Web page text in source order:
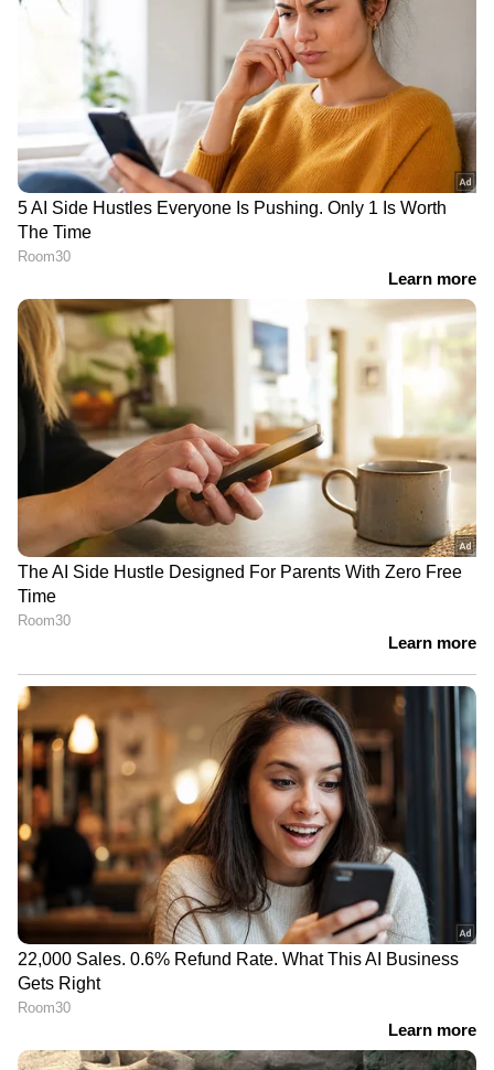
രണ്ട് കുട്ടികളുടെ
നൃത്താധ്യാപികയെ
കൊലപ്പെടുത്തി സുഹൃത്ത്,
വിവാഹം കഴിക്കാൻ
ആവശ്യപ്പെട്ടത് പ്രകോപനം
പെൺവേഷം ധരിച്ച്
യുവതിയെ കൊല്ലാനെത്തി;
പൊലീസിന്റെ
സംശയത്തിൽ കുടുങ്ങി;
മുൻ കാമുകനടക്കം
അഞ്ചുപേ‍ർ പിടിയിൽ
വന്യമൃഗശല്യത്തിന്
പരിഹാരം; എ.ഐ
ക്യാമറയുമായി
എഞ്ചിനീയർ
തൃശൂരില്‍ പന്ത്രണ്ടുകാരന്
എച്ച്1 എന്‍ 1 സ്ഥിരീകരിച്ചു
LATEST VIDEOS
എംഎൽഎമാർ നിയമസഭയിൽ;
പ്രതിഷേധം കാവേരി വിഷയം
ഉൾപ്പെടെ ഉന്നയിച്ച്
കെഎസ്ആർടിസി ടിക്കറ്റ് ഇനി
വാട്സ്ആപ്പിലൂടെ ബുക്ക് ചെയ്യാം